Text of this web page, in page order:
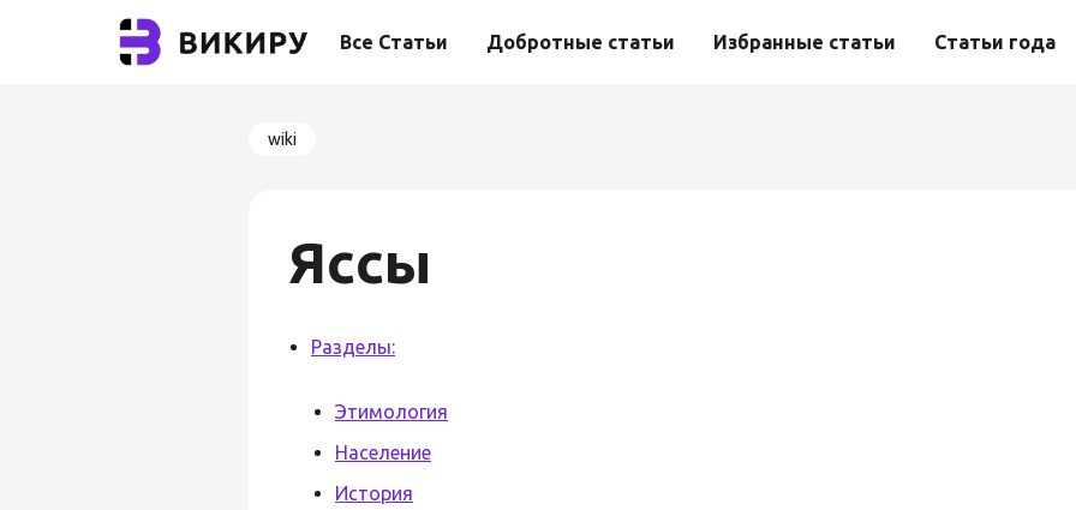
Все Статьи Добротные статьи Избранные статьи Статьи года
wiki
Яссы
Разделы:
Этимология
Население
История